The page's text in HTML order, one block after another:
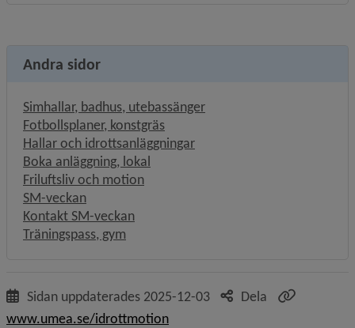
Andra sidor
Simhallar, badhus, utebassänger
Fotbollsplaner, konstgräs
Hallar och idrottsanläggningar
Boka anläggning, lokal
Friluftsliv och motion
SM-veckan
Kontakt SM-veckan
Träningspass, gym
Sidan uppdaterades 2025-12-03
Dela
www.umea.se/idrottmotion